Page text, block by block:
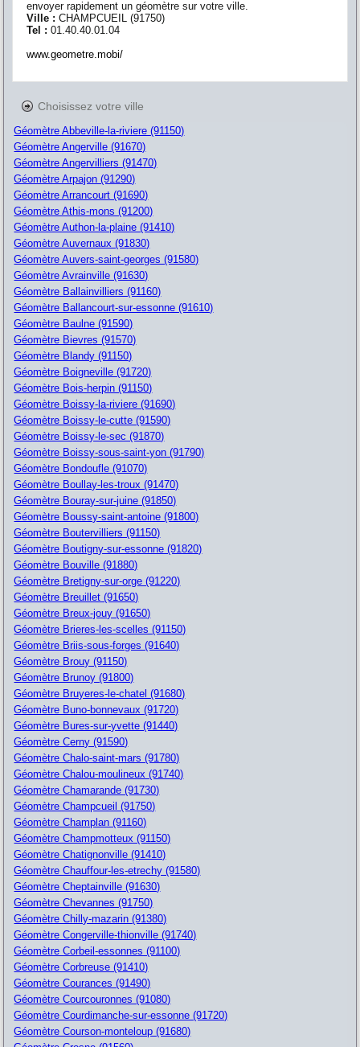
envoyer rapidement un géomètre sur votre ville.
Ville :CHAMPCUEIL (91750)
Tel :01.40.40.01.04
www.geometre.mobi/
Choisissez votre ville
Géomètre Abbeville-la-riviere (91150)
Géomètre Angerville (91670)
Géomètre Angervilliers (91470)
Géomètre Arpajon (91290)
Géomètre Arrancourt (91690)
Géomètre Athis-mons (91200)
Géomètre Authon-la-plaine (91410)
Géomètre Auvernaux (91830)
Géomètre Auvers-saint-georges (91580)
Géomètre Avrainville (91630)
Géomètre Ballainvilliers (91160)
Géomètre Ballancourt-sur-essonne (91610)
Géomètre Baulne (91590)
Géomètre Bievres (91570)
Géomètre Blandy (91150)
Géomètre Boigneville (91720)
Géomètre Bois-herpin (91150)
Géomètre Boissy-la-riviere (91690)
Géomètre Boissy-le-cutte (91590)
Géomètre Boissy-le-sec (91870)
Géomètre Boissy-sous-saint-yon (91790)
Géomètre Bondoufle (91070)
Géomètre Boullay-les-troux (91470)
Géomètre Bouray-sur-juine (91850)
Géomètre Boussy-saint-antoine (91800)
Géomètre Boutervilliers (91150)
Géomètre Boutigny-sur-essonne (91820)
Géomètre Bouville (91880)
Géomètre Bretigny-sur-orge (91220)
Géomètre Breuillet (91650)
Géomètre Breux-jouy (91650)
Géomètre Brieres-les-scelles (91150)
Géomètre Briis-sous-forges (91640)
Géomètre Brouy (91150)
Géomètre Brunoy (91800)
Géomètre Bruyeres-le-chatel (91680)
Géomètre Buno-bonnevaux (91720)
Géomètre Bures-sur-yvette (91440)
Géomètre Cerny (91590)
Géomètre Chalo-saint-mars (91780)
Géomètre Chalou-moulineux (91740)
Géomètre Chamarande (91730)
Géomètre Champcueil (91750)
Géomètre Champlan (91160)
Géomètre Champmotteux (91150)
Géomètre Chatignonville (91410)
Géomètre Chauffour-les-etrechy (91580)
Géomètre Cheptainville (91630)
Géomètre Chevannes (91750)
Géomètre Chilly-mazarin (91380)
Géomètre Congerville-thionville (91740)
Géomètre Corbeil-essonnes (91100)
Géomètre Corbreuse (91410)
Géomètre Courances (91490)
Géomètre Courcouronnes (91080)
Géomètre Courdimanche-sur-essonne (91720)
Géomètre Courson-monteloup (91680)